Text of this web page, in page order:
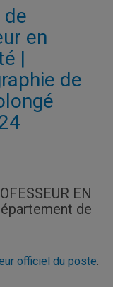
en
|
de
EN
de
officiel du poste.